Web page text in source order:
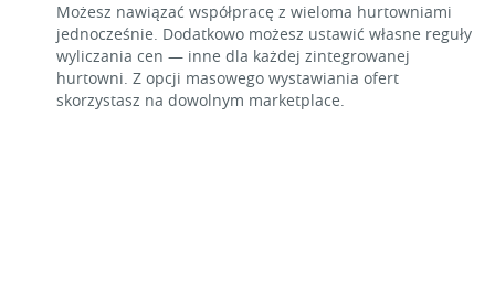
Możesz nawiązać współpracę z wieloma hurtowniami
jednocześnie. Dodatkowo możesz ustawić własne reguły
wyliczania cen — inne dla każdej zintegrowanej
hurtowni. Z opcji masowego wystawiania ofert
skorzystasz na dowolnym marketplace.